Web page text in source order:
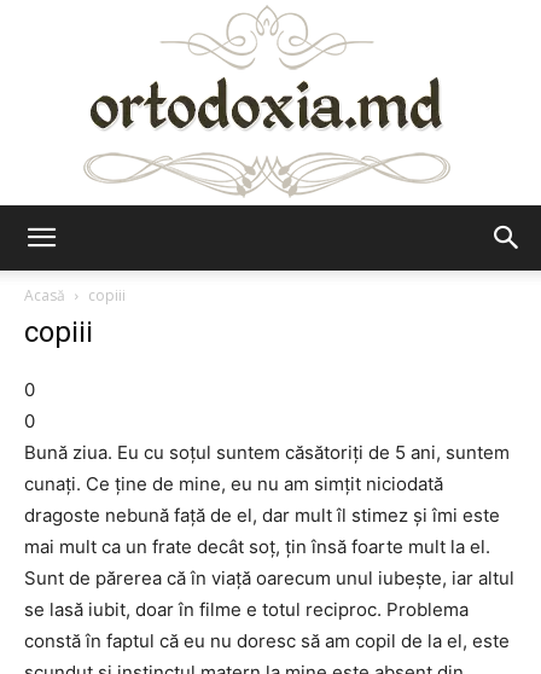
Acasă
copiii
copiii
0
0
Bună ziua. Eu cu soțul suntem căsătoriți de 5 ani, suntem
cunați. Ce ține de mine, eu nu am simțit niciodată
dragoste nebună față de el, dar mult îl stimez și îmi este
mai mult ca un frate decât soț, țin însă foarte mult la el.
Sunt de părerea că în viață oarecum unul iubește, iar altul
se lasă iubit, doar în filme e totul reciproc. Problema
constă în faptul că eu nu doresc să am copil de la el, este